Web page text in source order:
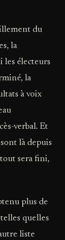
du
la
les électeurs
la
à voix
verbal. Et
là depuis
sera fini,
plus de
quelles
liste